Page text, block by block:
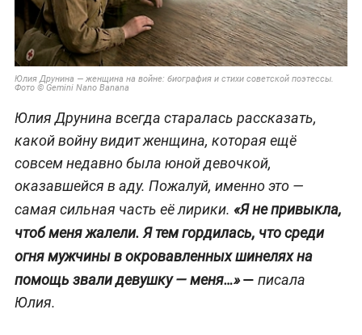
Юлия Друнина — женщина на войне: биография и стихи советской поэтессы.
Фото © Gemini Nano Banana
Юлия Друнина всегда старалась рассказать,
какой войну видит женщина, которая ещё
совсем недавно была юной девочкой,
оказавшейся в аду. Пожалуй, именно это —
самая сильная часть её лирики. «Я не привыкла,
чтоб меня жалели. Я тем гордилась, что среди
огня мужчины в окровавленных шинелях на
помощь звали девушку — меня…»— писала
Юлия.